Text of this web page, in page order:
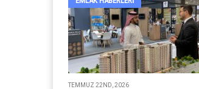
TEMMUZ 22ND, 2026